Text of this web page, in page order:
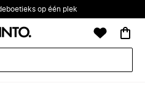
op één plek